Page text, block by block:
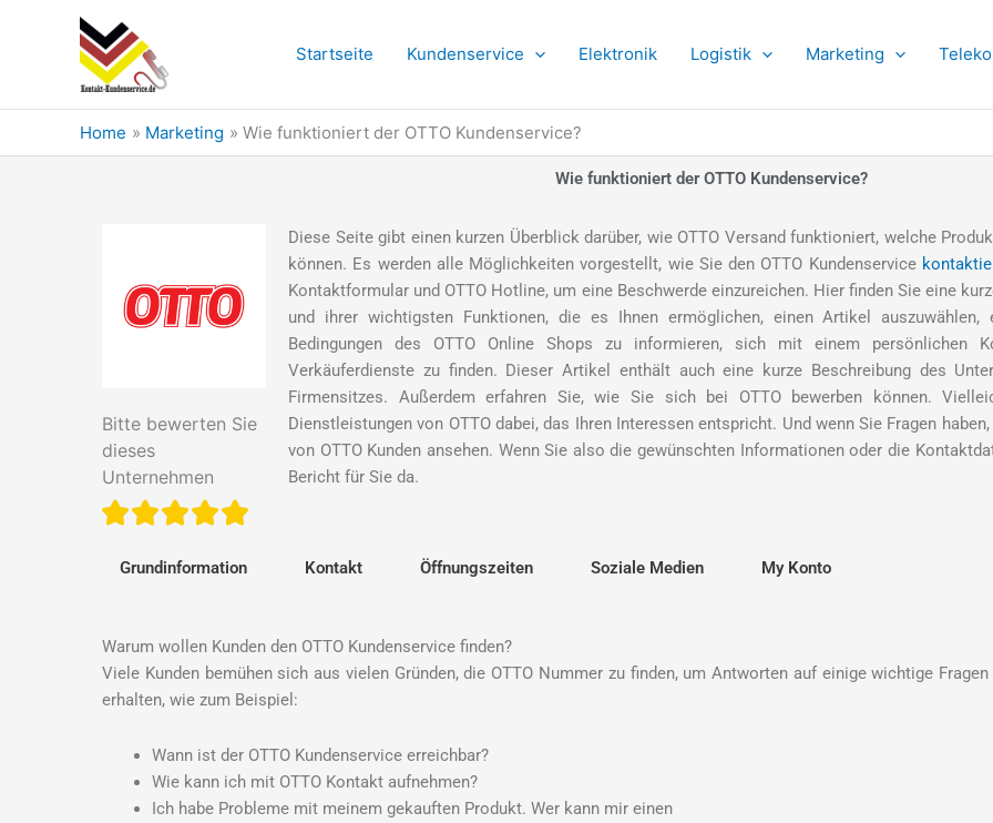
Startseite Kundenservice Elektronik Logistik Marketing
Home Marketing Wie funktioniert der OTTO Kundenservice?
Wie funktioniert der OTTO Kundenservice?
Bitte bewerten Sie
dieses
Unternehmen
Diese Seite gibt einen kurzen Überblick darüber, wie OTTO Versand funktioniert, welche
können. Es werden alle Möglichkeiten vorgestellt, wie Sie den OTTO Kundenservice
Kontaktformular und OTTO Hotline, um eine Beschwerde einzureichen. Hier finden Sie eine
und ihrer wichtigsten Funktionen, die es Ihnen ermöglichen, einen Artikel
Bedingungen des OTTO Online Shops zu informieren, sich mit einem persönlichen
Verkäuferdienste zu finden. Dieser Artikel enthält auch eine kurze Beschreibung des
Firmensitzes. Außerdem erfahren Sie, wie Sie sich bei OTTO bewerben können.
Dienstleistungen von OTTO dabei, das Ihren Interessen entspricht. Und wenn Sie Fragen
von OTTO Kunden ansehen. Wenn Sie also die gewünschten Informationen oder die
Bericht für Sie da.
Grundinformation Kontakt Öffnungszeiten Soziale Medien My Konto
Warum wollen Kunden den OTTO Kundenservice finden?
Viele Kunden bemühen sich aus vielen Gründen, die OTTO Nummer zu finden, um Antworten auf einige wichtige Fragen
erhalten, wie zum Beispiel:
Wann ist der OTTO Kundenservice erreichbar?
Wie kann ich mit OTTO Kontakt aufnehmen?
Ich habe Probleme mit meinem gekauften Produkt. Wer kann mir einen